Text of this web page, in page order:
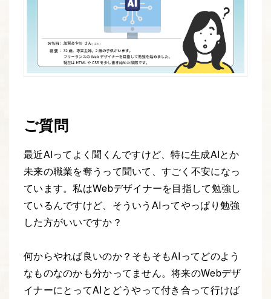
ご質問
最近AIってよく聞くんですけど、特に生成AIとか
未来の職業を奪うって聞いて、すごく不安になっ
ています。私はWebデザイナーを目指して勉強し
ているんですけど、そういうAIってやっぱり勉強
した方がいいですか？
何からやれば良いのか？そもそもAIってどのよう
なものなのかも分かってません。将来のWebデザ
イナーにとってAIとどうやって付き合って行けば